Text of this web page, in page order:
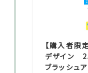
【購入者限
デザイン
ブラッシュ